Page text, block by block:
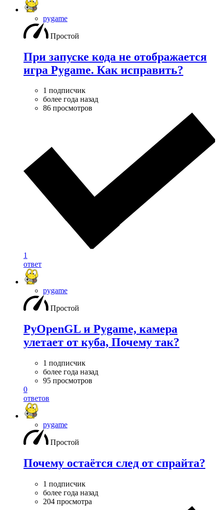
pygame
Простой
При запуске кода не отображается
игра Pygame. Как исправить?
1 подписчик
более года назад
86 просмотров
1
ответ
pygame
Простой
PyOpenGL и Pygame, камера
улетает от куба, Почему так?
1 подписчик
более года назад
95 просмотров
0
ответов
pygame
Простой
Почему остаётся след от спрайта?
1 подписчик
более года назад
204 просмотра